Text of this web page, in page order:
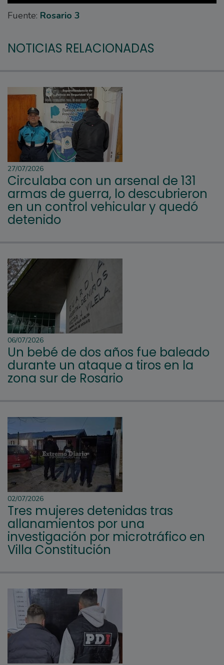
Fuente: Rosario 3
NOTICIAS RELACIONADAS
27/07/2026
Circulaba con un arsenal de 131
armas de guerra, lo descubrieron
en un control vehicular y quedó
detenido
06/07/2026
Un bebé de dos años fue baleado
durante un ataque a tiros en la
zona sur de Rosario
02/07/2026
Tres mujeres detenidas tras
allanamientos por una
investigación por microtráfico en
Villa Constitución